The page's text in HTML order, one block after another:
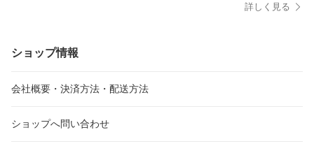
詳しく見る
ショップ情報
会社概要・決済方法・配送方法
ショップへ問い合わせ